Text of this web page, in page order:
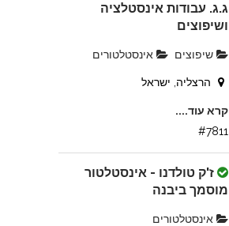
ג.ג. עבודות אינסטלציה
ושיפוצים
שיפוצים אינסטלטורים
הרצליה, ישראל
קרא עוד....
#7811
ז'ק טולדנו - אינסטלטור
מוסמך ביבנה
אינסטלטורים